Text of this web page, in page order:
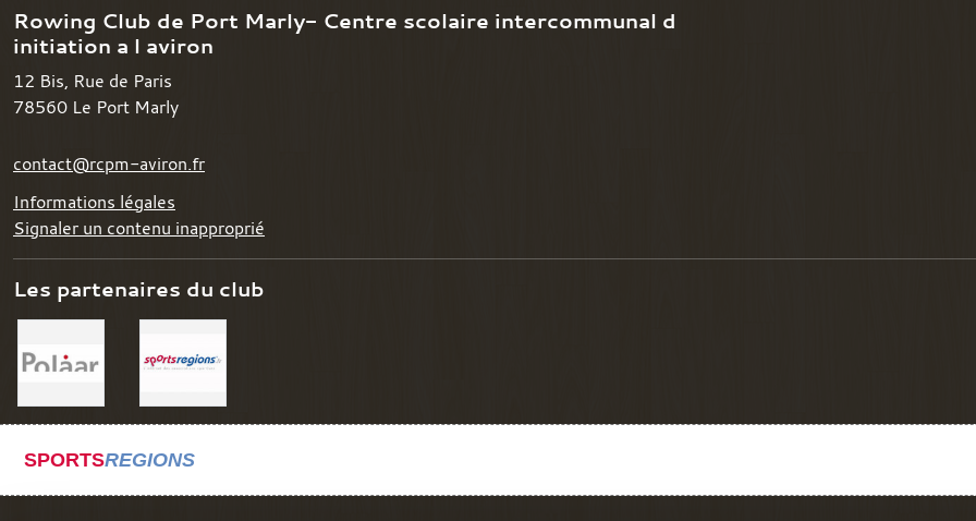
Rowing Club de Port Marly- Centre scolaire intercommunal d
initiation a l aviron
12 Bis, Rue de Paris
78560 Le Port Marly
contact@rcpm-aviron.fr
Informations légales
Signaler un contenu inapproprié
Les partenaires du club
SPORTSREGIONS